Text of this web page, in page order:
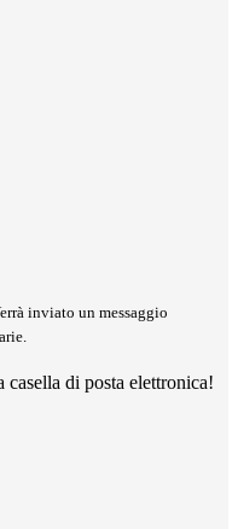
inviato un messaggio
di posta elettronica!